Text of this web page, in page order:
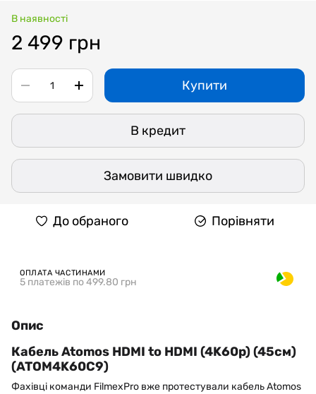
В наявності
2 499 грн
Купити
В кредит
Замовити швидко
До обраного Порівняти
ОПЛАТА ЧАСТИНАМИ
5 платежів по 499.80 грн
Опис
Кабель Atomos HDMI to HDMI (4K60p) (45см)
(ATOM4K60C9)
Фахівці команди FilmexPro вже протестували кабель Atomos